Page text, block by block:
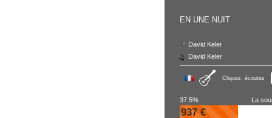
EN UNE NUIT
David Keler
David Keler
Cliquez, écoutez
37.5% La
937 €